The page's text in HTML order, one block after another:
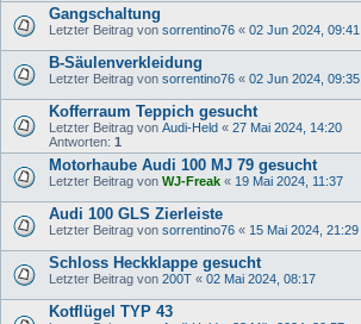
Gangschaltung
Letzter Beitrag von sorrentino76 « 02 Jun 2024, 09:41
B-Säulenverkleidung
Letzter Beitrag von sorrentino76 « 02 Jun 2024, 09:35
Kofferraum Teppich gesucht
Letzter Beitrag von Audi-Held « 27 Mai 2024, 14:20
Antworten: 1
Motorhaube Audi 100 MJ 79 gesucht
Letzter Beitrag von WJ-Freak « 19 Mai 2024, 11:37
Audi 100 GLS Zierleiste
Letzter Beitrag von sorrentino76 « 15 Mai 2024, 21:29
Schloss Heckklappe gesucht
Letzter Beitrag von 200T « 02 Mai 2024, 08:17
Kotflügel TYP 43